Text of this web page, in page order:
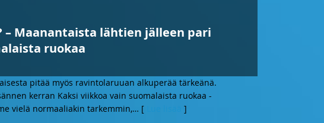
– Maanantaista lähtien jälleen pari
ruokaa
pitää myös ravintolaruuan alkuperää tärkeänä.
kerran Kaksi viikkoa vain suomalaista ruokaa -
vielä normaaliakin tarkemmin,… [ ]